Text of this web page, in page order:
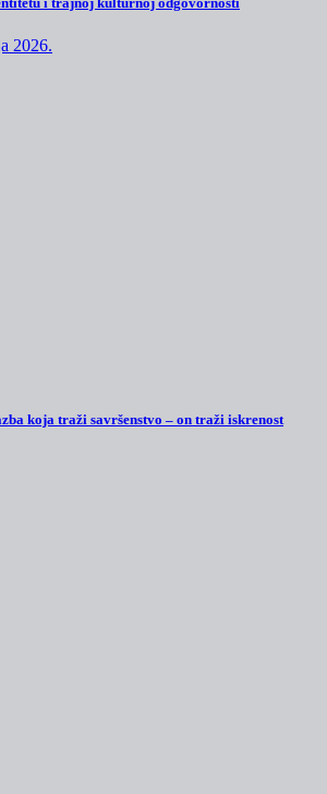
2026.
koja traži savršenstvo – on traži iskrenost